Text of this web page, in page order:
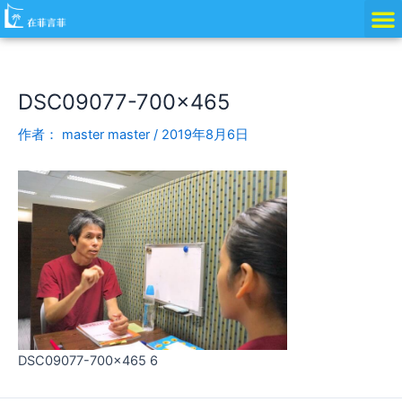
跳
至
DSC09077-700×465
作者： master master / 2019年8月6日
DSC09077-700x465 6
Post
navigation